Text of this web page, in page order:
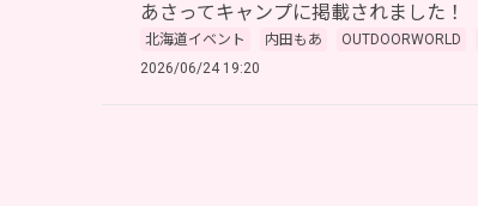
あさってキャンプに掲載されました！
北海道イベント 内田もあ OUTDOORWORLD
2026/06/24 19:20